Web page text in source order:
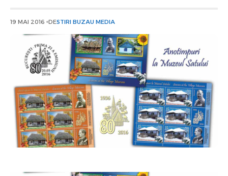
19 MAI 2016 DESTIRI BUZAU MEDIA